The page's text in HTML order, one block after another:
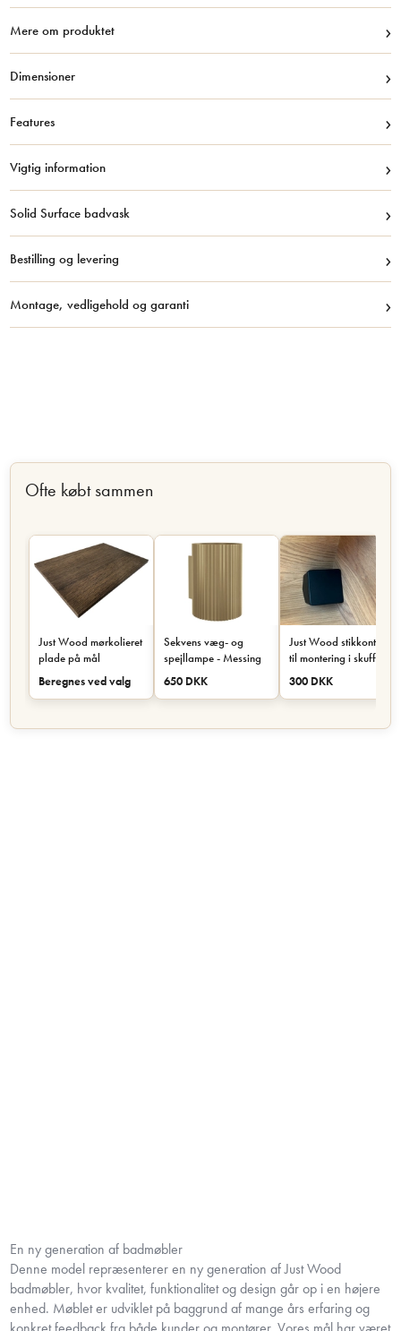
Mere om produktet ›
Dimensioner ›
Features ›
Vigtig information ›
Solid Surface badvask ›
Bestilling og levering ›
Montage, vedligehold og garanti ›
Ofte købt sammen
Just Wood mørkolieret
plade på mål
Beregnes ved valg
Sekvens væg- og
spejllampe - Messing
650 DKK
Just Wood stikkontakt
til montering i skuffe
eller skab - Sort
300 DKK
En ny generation af badmøbler
Denne model repræsenterer en ny generation af Just Wood
badmøbler, hvor kvalitet, funktionalitet og design går op i en højere
enhed. Møblet er udviklet på baggrund af mange års erfaring og